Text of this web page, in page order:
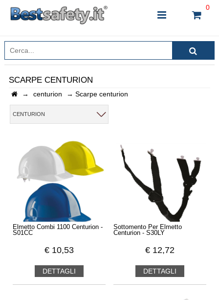
0
INSERISCI IL NOME DEL PRODOTTO CHE STAI
CERCANDO
CHIUDI RICERCA
SCARPE CENTURION
→ centurion → Scarpe centurion
CENTURION
Elmetto Combi 1100 Centurion -
S01CC
€ 10,53
DETTAGLI
Sottomento Per Elmetto
Centurion - S30LY
€ 12,72
DETTAGLI